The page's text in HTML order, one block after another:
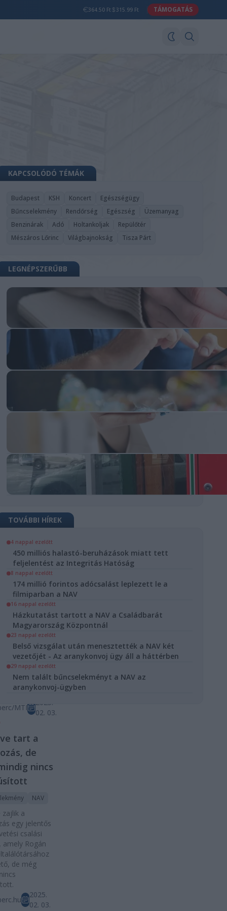
364.50 Ft 315.99 Ft TÁMOGATÁS
alá vette
egy cég
Adó
egy
importőrt, aki
megkárosítani
MTI
2025.
02. 03.
tart a
de
nincs
NAV
zajlik a
egy jelentős
csalási
amely Rogán
de még
2025.
02. 03.
KAPCSOLÓDÓ TÉMÁK
Budapest KSH Koncert
Egészségügy
Bűncselekmény
Rendőrség Egészség
Üzemanyag
Benzinárak
Adó Holtankoljak
Repülőtér
Mészáros Lőrinc
Világbajnokság Tisza Párt
LEGNÉPSZERŰBB
TOVÁBBI HÍREK
4 nappal ezelőtt
450 milliós halastó-beruházások miatt tett
feljelentést az Integritás Hatóság
8 nappal ezelőtt
174 millió forintos adócsalást leplezett le a
filmiparban a NAV
16 nappal ezelőtt
Házkutatást tartott a NAV a Családbarát
Magyarország Központnál
23 nappal ezelőtt
Belső vizsgálat után menesztették a NAV két
vezetőjét - Az aranykonvoj ügy áll a háttérben
29 nappal ezelőtt
Nem talált bűncselekményt a NAV az
aranykonvoj-ügyben